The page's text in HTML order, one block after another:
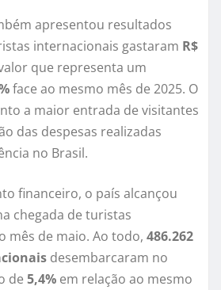
apresentou resultados
internacionais gastaram R$
que representa um
face ao mesmo mês de 2025. O
a maior entrada de visitantes
das despesas realizadas
no Brasil.
financeiro, o país alcançou
chegada de turistas
mês de maio. Ao todo, 486.262
desembarcaram no
de 5,4% em relação ao mesmo